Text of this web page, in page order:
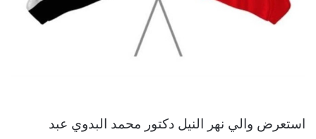
استعرض والي نهر النيل دكتور محمد البدوي عبد